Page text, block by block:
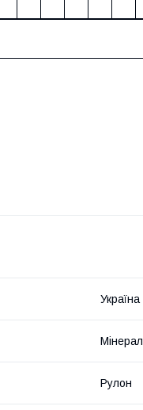
Україна
Рулон